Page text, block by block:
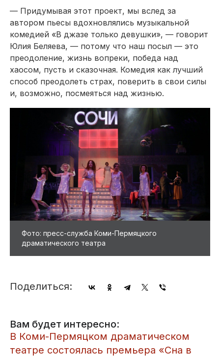
— Придумывая этот проект, мы вслед за
автором пьесы вдохновлялись музыкальной
комедией «В джазе только девушки», — говорит
Юлия Беляева, — потому что наш посыл — это
преодоление, жизнь вопреки, победа над
хаосом, пусть и сказочная. Комедия как лучший
способ преодолеть страх, поверить в свои силы
и, возможно, посмеяться над жизнью.
Фото: пресс-служба Коми-Пермяцкого
драматического театра
Поделиться:
Вам будет интересно:
В Коми-Пермяцком драматическом
театре состоялась премьера «Сна в